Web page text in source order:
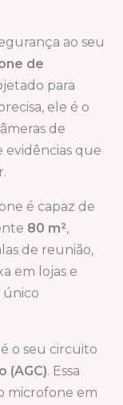
ao seu
de
para
ele é o
de
que
é capaz de
80 m²,
de reunião,
em lojas e
único
o seu circuito
(AGC). Essa
microfone em